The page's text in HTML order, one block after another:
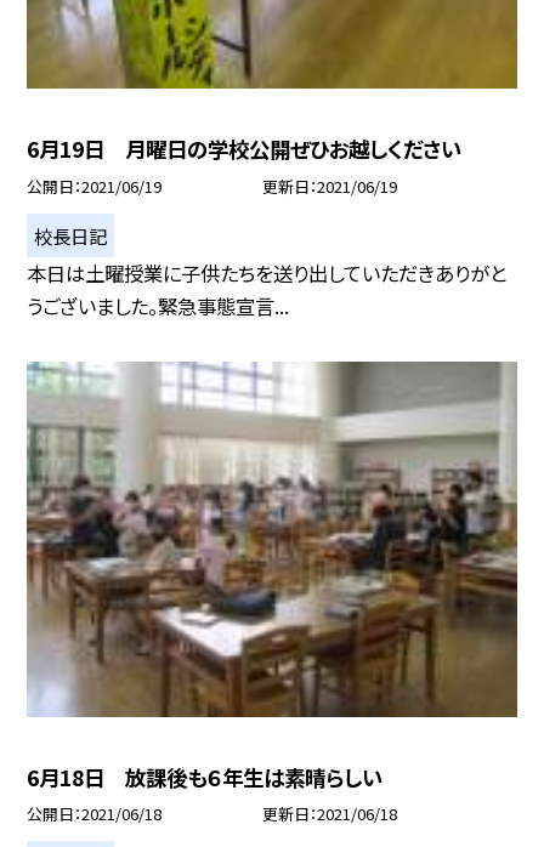
6月19日 月曜日の学校公開ぜひお越しください
公開日 2021/06/19 更新日 2021/06/19
校長日記
本日は土曜授業に子供たちを送り出していただきありがと
うございました。緊急事態宣言...
6月18日 放課後も６年生は素晴らしい
公開日 2021/06/18 更新日 2021/06/18